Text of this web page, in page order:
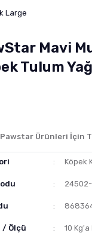
Large
Mavi
Tulum
Ürünleri İçin
Köpek
/ Ölçü 10